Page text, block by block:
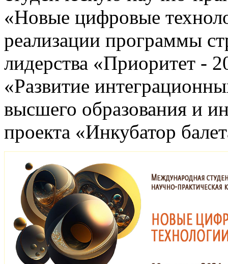
«Новые цифровые
реализации программы
лидерства «Приоритет -
«Развитие
высшего образования и
проекта «Инкубатор